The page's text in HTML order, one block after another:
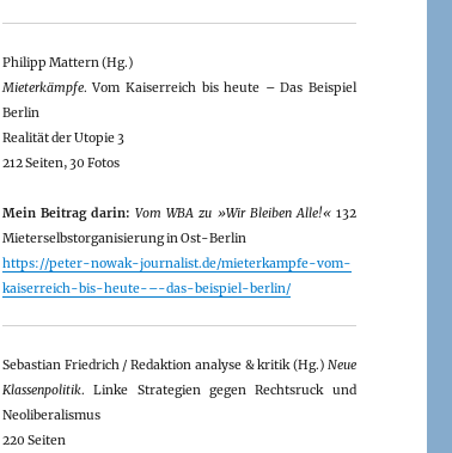
Philipp Mattern (Hg.)
Mieterkämpfe. Vom Kaiserreich bis heute – Das Beispiel
Berlin
Realität der Utopie 3
212 Seiten, 30 Fotos
Mein Beitrag darin: Vom WBA zu »Wir Bleiben Alle!«132
Mieterselbstorganisierung in Ost-Berlin
https://peter-nowak-journalist.de/mieterkampfe-vom-
kaiserreich-bis-heute-–-das-beispiel-berlin/
Sebastian Friedrich / Redaktion analyse & kritik (Hg.) Neue
Klassenpolitik. Linke Strategien gegen Rechtsruck und
Neoliberalismus
220 Seiten